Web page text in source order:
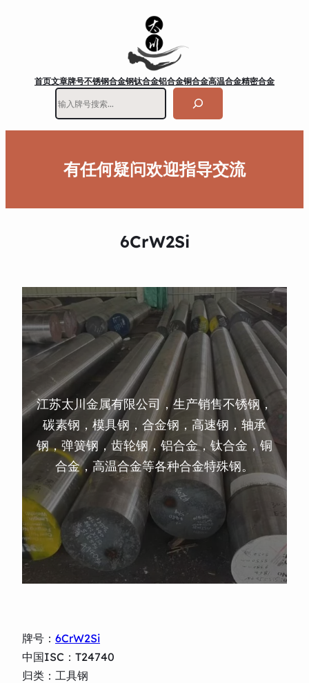
首页文章牌号不锈钢合金钢钛合金铝合金铜合金高温合金精密合金
有任何疑问欢迎指导交流
6CrW2Si
江苏太川金属有限公司，生产销售不锈钢，
碳素钢，模具钢，合金钢，高速钢，轴承
钢，弹簧钢，齿轮钢，铝合金，钛合金，铜
合金，高温合金等各种合金特殊钢。
牌号： 6CrW2Si
中国ISC：T24740
归类：工具钢